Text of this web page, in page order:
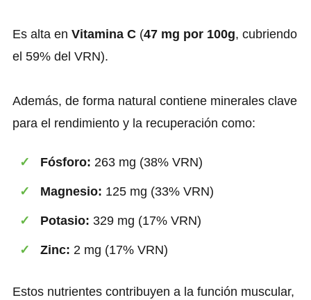
Es alta en Vitamina C(47 mg por 100g, cubriendo
el 59% del VRN).
Además, de forma natural contiene minerales clave
para el rendimiento y la recuperación como:
Fósforo: 263 mg (38% VRN)
Magnesio: 125 mg (33% VRN)
Potasio: 329 mg (17% VRN)
Zinc: 2 mg (17% VRN)
Estos nutrientes contribuyen a la función muscular,